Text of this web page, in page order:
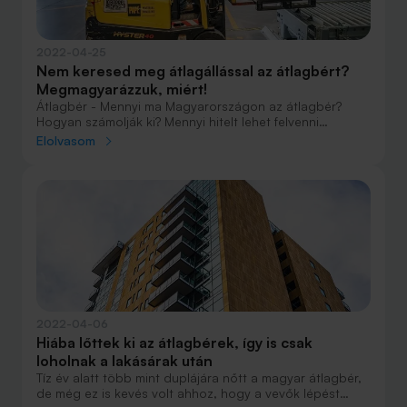
Nem keresed meg átlagállással az átlagbért?
Megmagyarázzuk, miért!
Átlagbér - Mennyi ma Magyarországon az átlagbér?
Hogyan számolják ki? Mennyi hitelt lehet felvenni
áltagbérre? Minden tudnivaló a cikkben.
Elolvasom
Hiába lőttek ki az átlagbérek, így is csak
loholnak a lakásárak után
Tíz év alatt több mint duplájára nőtt a magyar átlagbér,
de még ez is kevés volt ahhoz, hogy a vevők lépést